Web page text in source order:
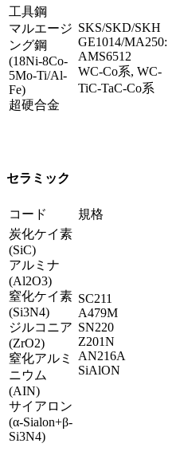
工具鋼
マルエージ
ング鋼
(18Ni-8Co-
5Mo-Ti/Al-
Fe)
超硬合金
SKS/SKD/SKH
GE1014/MA250:
AMS6512
WC-Co系, WC-
TiC-TaC-Co系
セラミック
コード 規格
炭化ケイ素
(SiC)
アルミナ
(Al2O3)
窒化ケイ素
(Si3N4)
ジルコニア
(ZrO2)
窒化アルミ
ニウム
(AIN)
サイアロン
(α-Sialon+β-
Si3N4)
SC211
A479M
SN220
Z201N
AN216A
SiAlON